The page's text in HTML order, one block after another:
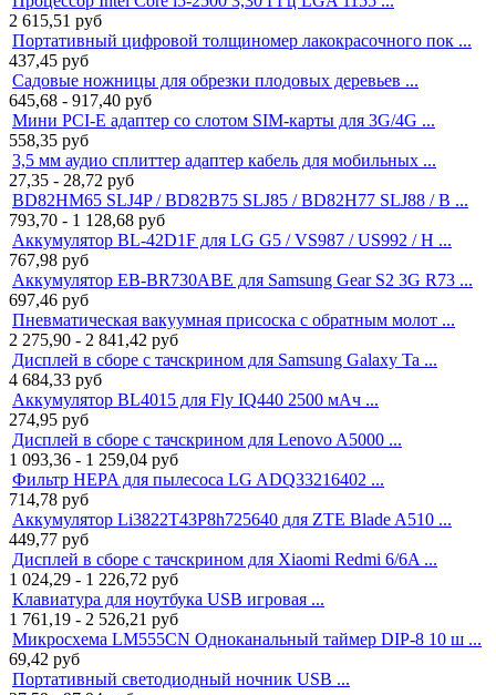
2 615,51 руб
Портативный цифровой толщиномер лакокрасочного пок ...
437,45 руб
Садовые ножницы для обрезки плодовых деревьев ...
645,68 - 917,40 руб
Мини PCI-E адаптер со слотом SIM-карты для 3G/4G ...
558,35 руб
3,5 мм аудио сплиттер адаптер кабель для мобильных ...
27,35 - 28,72 руб
BD82HM65 SLJ4P / BD82B75 SLJ85 / BD82H77 SLJ88 / B ...
793,70 - 1 128,68 руб
Аккумулятор BL-42D1F для LG G5 / VS987 / US992 / H ...
767,98 руб
Аккумулятор EB-BR730ABE для Samsung Gear S2 3G R73 ...
697,46 руб
Пневматическая вакуумная присоска с обратным молот ...
2 275,90 - 2 841,42 руб
Дисплей в сборе с тачскрином для Samsung Galaxy Ta ...
4 684,33 руб
Аккумулятор BL4015 для Fly IQ440 2500 мАч ...
274,95 руб
Дисплей в сборе с тачскрином для Lenovo A5000 ...
1 093,36 - 1 259,04 руб
Фильтр HEPA для пылесоса LG ADQ33216402 ...
714,78 руб
Аккумулятор Li3822T43P8h725640 для ZTE Blade A510 ...
449,77 руб
Дисплей в сборе с тачскрином для Xiaomi Redmi 6/6A ...
1 024,29 - 1 226,72 руб
Клавиатура для ноутбука USB игровая ...
1 761,19 - 2 526,21 руб
Микросхема LM555CN Одноканальный таймер DIP-8 10 ш ...
69,42 руб
Портативный светодиодный ночник USB ...